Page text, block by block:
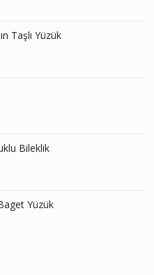
Taşlı Yüzük
Bileklik
Yüzük